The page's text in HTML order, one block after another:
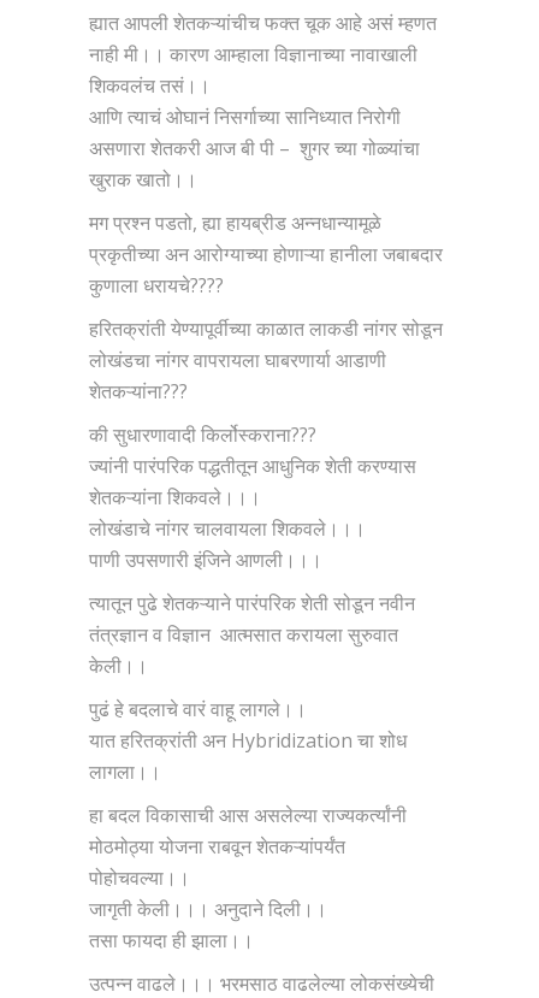
ह्यात आपली शेतकऱ्यांचीच फक्त चूक आहे असं म्हणत
नाही मी।। कारण आम्हाला विज्ञानाच्या नावाखाली
शिकवलंच तसं।।
आणि त्याचं ओघानं निसर्गाच्या सानिध्यात निरोगी
असणारा शेतकरी आज बी पी – शुगर च्या गोळ्यांचा
खुराक खातो।।
मग प्रश्न पडतो, ह्या हायब्रीड अन्नधान्यामूळे
प्रकृतीच्या अन आरोग्याच्या होणाऱ्या हानीला जबाबदार
कुणाला धरायचे????
हरितक्रांती येण्यापूर्वीच्या काळात लाकडी नांगर सोडून
लोखंडचा नांगर वापरायला घाबरणार्या आडाणी
शेतकऱ्यांना???
की सुधारणावादी किर्लोस्कराना???
ज्यांनी पारंपरिक पद्धतीतून आधुनिक शेती करण्यास
शेतकऱ्यांना शिकवले।।।
लोखंडाचे नांगर चालवायला शिकवले।।।
पाणी उपसणारी इंजिने आणली।।।
त्यातून पुढे शेतकऱ्याने पारंपरिक शेती सोडून नवीन
तंत्रज्ञान व विज्ञान आत्मसात करायला सुरुवात
केली।।
पुढं हे बदलाचे वारं वाहू लागले।।
यात हरितक्रांती अन Hybridization चा शोध
लागला।।
हा बदल विकासाची आस असलेल्या राज्यकर्त्यांनी
मोठमोठ्या योजना राबवून शेतकऱ्यांपर्यंत
पोहोचवल्या।।
जागृती केली।।। अनुदाने दिली।।
तसा फायदा ही झाला।।
उत्पन्न वाढले।।। भरमसाठ वाढलेल्या लोकसंख्येची